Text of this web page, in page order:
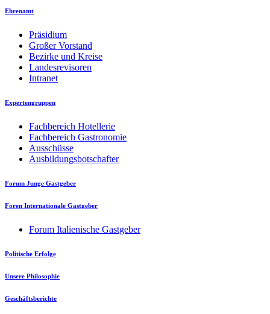
Ehrenamt
Präsidium
Großer Vorstand
Bezirke und Kreise
Landesrevisoren
Intranet
Expertengruppen
Fachbereich Hotellerie
Fachbereich Gastronomie
Ausschüsse
Ausbildungsbotschafter
Forum Junge Gastgeber
Foren Internationale Gastgeber
Forum Italienische Gastgeber
Politische Erfolge
Unsere Philosophie
Geschäftsberichte